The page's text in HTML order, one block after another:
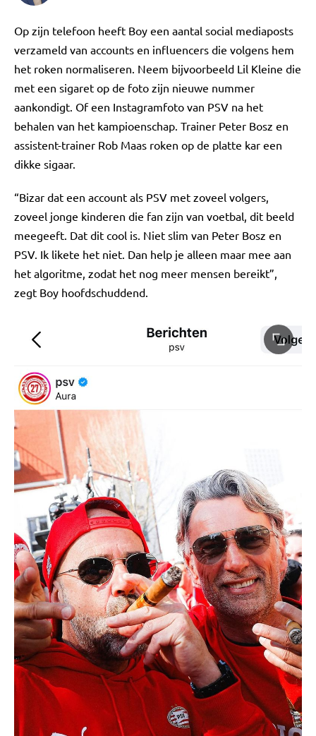
Op zijn telefoon heeft Boy een aantal social mediaposts
verzameld van accounts en influencers die volgens hem
het roken normaliseren. Neem bijvoorbeeld Lil Kleine die
met een sigaret op de foto zijn nieuwe nummer
aankondigt. Of een Instagramfoto van PSV na het
behalen van het kampioenschap. Trainer Peter Bosz en
assistent-trainer Rob Maas roken op de platte kar een
dikke sigaar.
“Bizar dat een account als PSV met zoveel volgers,
zoveel jonge kinderen die fan zijn van voetbal, dit beeld
meegeeft. Dat dit cool is. Niet slim van Peter Bosz en
PSV. Ik likete het niet. Dan help je alleen maar mee aan
het algoritme, zodat het nog meer mensen bereikt”,
zegt Boy hoofdschuddend.